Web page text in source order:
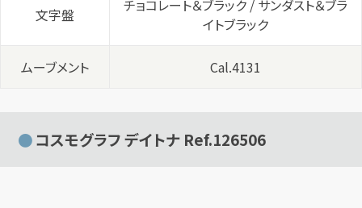
文字盤
チョコレート＆ブラック / サンダスト＆ブラ
イトブラック
ムーブメント Cal.4131
コスモグラフ デイトナ Ref.126506